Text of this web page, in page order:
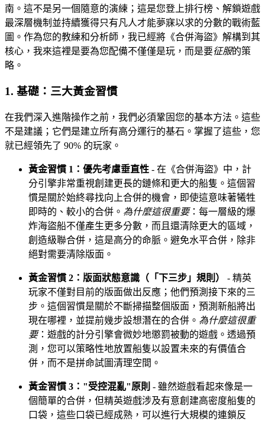
南。這不是另一個隨意的演練；這是您登上排行榜、解鎖遊戲
最深層機制並持續獲得只有凡人才能夢寐以求的分數的戰術藍
圖。作為您的教練和分析師，我已經將《合併海盜》解構到其
核心，我來這裡是要為您配備不僅僅是玩，而是要征服的策
略。
1. 基礎：三大黃金習慣
在我們深入進階操作之前，我們必須鞏固您的基本方法。這些
不是建議；它們是建立所有高分運行的基石。掌握了這些，您
就已經領先了 90% 的玩家。
黃金習慣 1：優先考慮垂直性 - 在《合併海盜》中，計
分引擎非常重視創建更長的鏈條和更大的船隻。這個習
慣是關於始終尋找向上合併的機會，即使這意味著犧牲
即時的、較小的合併。 為什麼這很重要：每一層級的爆
炸海盜船不僅產生更多分數，而且還清除更大的區域，
創造級聯合併，這是高分的命脈。避免水平合併，除非
絕對需要清除版面。
黃金習慣 2：版面狀態意識（「下三步」規則）
- 精英
玩家不僅對目前的版面做出反應；他們預測接下來的三
步。這個習慣是關於不斷掃描整個版面，預測新船將出
現在哪裡，並提前幾步設想潛在的合併。 為什麼這很重
要：遊戲的計分引擎會微妙地懲罰被動的遊戲。透過預
測，您可以策略性地放置船隻以設置未來的有價值合
併，而不是拼命試圖清理空間。
黃金習慣 3："受控混亂"原則 - 雖然遊戲看起來像是一
個簡單的合併，但精英遊戲涉及有意創建高密度船隻的
口袋，這些口袋已經成熟，可以進行大規模的連鎖反